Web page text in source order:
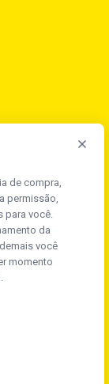
de compra,
permissão,
para você.
da
você
momento